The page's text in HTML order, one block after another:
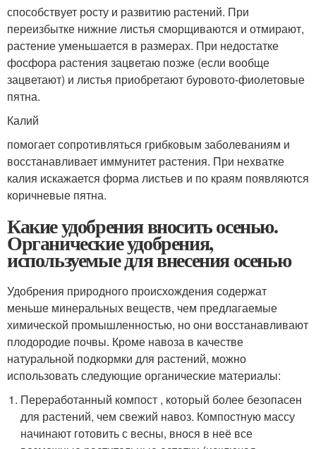
способствует росту и развитию растений. При
переизбытке нижние листья сморщиваются и отмирают,
растение уменьшается в размерах. При недостатке
фосфора растения зацветаю позже (если вообще
зацветают) и листья приобретают буровото-фиолетовые
пятна.
Калий
помогает сопротивляться грибковым заболеваниям и
восстанавливает иммунитет растения. При нехватке
калия искажается форма листьев и по краям появляются
коричневые пятна.
Какие удобрения вносить осенью.
Органические удобрения,
используемые для внесения осенью
Удобрения природного происхождения содержат
меньше минеральных веществ, чем предлагаемые
химической промышленностью, но они восстанавливают
плодородие почвы. Кроме навоза в качестве
натуральной подкормки для растений, можно
использовать следующие органические материалы:
Переработанный компост , который более безопасен
для растений, чем свежий навоз. Компостную массу
начинают готовить с весны, внося в неё все